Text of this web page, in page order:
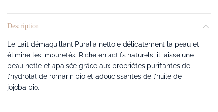
Description
Le Lait démaquillant Puralia nettoie délicatement la peau et
élimine les impuretés. Riche en actifs naturels, il laisse une
peau nette et apaisée grâce aux propriétés purifiantes de
l’hydrolat de romarin bio et adoucissantes de l’huile de
jojoba bio.